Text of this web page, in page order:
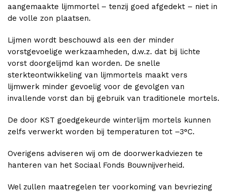
aangemaakte lijmmortel – tenzij goed afgedekt – niet in
de volle zon plaatsen.
Lijmen wordt beschouwd als een der minder
vorstgevoelige werkzaamheden, d.w.z. dat bij lichte
vorst doorgelijmd kan worden. De snelle
sterkteontwikkeling van lijmmortels maakt vers
lijmwerk minder gevoelig voor de gevolgen van
invallende vorst dan bij gebruik van traditionele mortels.
De door KST goedgekeurde winterlijm mortels kunnen
zelfs verwerkt worden bij temperaturen tot –3°C.
Overigens adviseren wij om de doorwerkadviezen te
hanteren van het Sociaal Fonds Bouwnijverheid.
Wel zullen maatregelen ter voorkoming van bevriezing